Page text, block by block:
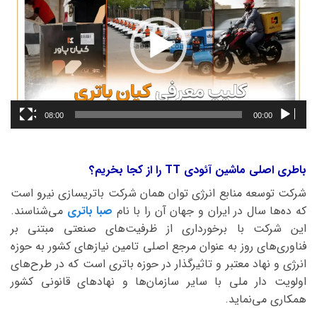
00:00
08:00
باطری اصلی ماشین آئودی TT را از کجا بخریم؟
شرکت توسعه منابع انرژی توان همان شرکت باتریسازی نیرو است
که ده‌ها سال در ایران و جهان آن را با نام صبا باتری می‌شناسند.
این شرکت با برخورداری از ظرفیت‌های صنعتی مبتنی بر
فناوری‌های روز به عنوان مرجع اصلی تامین نیازهای کشور به حوزه
انرژی و نهاد معتبر و تاثیرگذار در حوزه باتری است که در طرح‌های
اولویت دار ملی با سایر سازمان‌ها و نهادهای قانونی کشور
همکاری می‌نماید.